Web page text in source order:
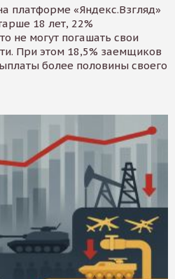
платформе «Яндекс.Взгляд»
18 лет, 22%
не могут погашать свои
При этом 18,5% заемщиков
более половины своего